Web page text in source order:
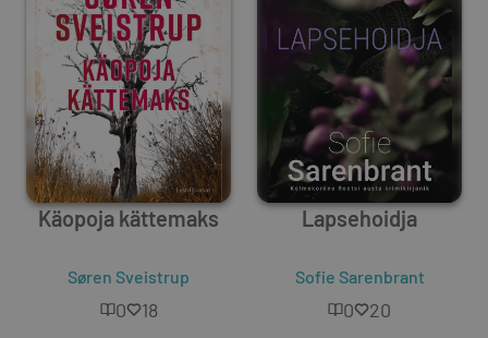
Käopoja kättemaks
Søren Sveistrup
0 18
Lapsehoidja
Sofie Sarenbrant
0 20